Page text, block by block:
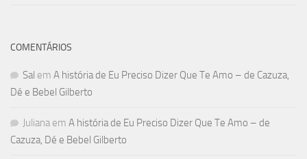
COMENTÁRIOS
Sal em A história de Eu Preciso Dizer Que Te Amo – de Cazuza,
Dé e Bebel Gilberto
Juliana em A história de Eu Preciso Dizer Que Te Amo – de
Cazuza, Dé e Bebel Gilberto